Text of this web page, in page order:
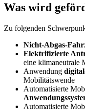
Was wird
Zu folgenden
Nicht-Abgas-
Elektrifizierte
eine klimaneutrale
Anwendung
Mobilitätswende
Automatisierte
Automatisierte